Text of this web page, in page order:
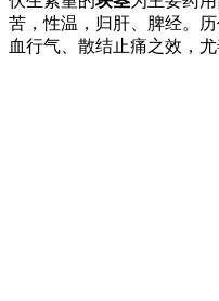
苦，性温，归肝、脾经。
血行气、散结止痛之效，尤